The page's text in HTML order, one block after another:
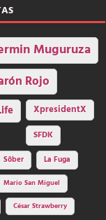
Muguruza
Rojo
XpresidentX
SFDK
Sôber
La Fuga
Mario San Miguel
César Strawberry